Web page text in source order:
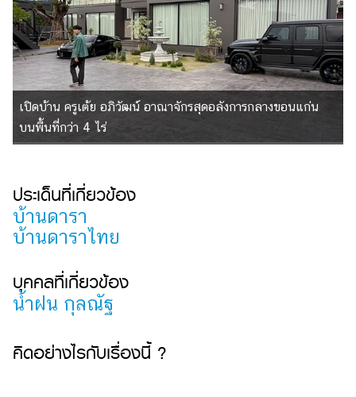
เปิดบ้าน ครูเต้ย อภิวัฒน์ อาณาจักรสุดอลังการกลางขอนแก่น
บนพื้นที่กว่า 4 ไร่
ประเด็นที่เกี่ยวข้อง
บ้านดารา
บ้านดาราไทย
บุคคลที่เกี่ยวข้อง
น้ำฝน กุลณัฐ
คิดอย่างไรกับเรื่องนี้ ?